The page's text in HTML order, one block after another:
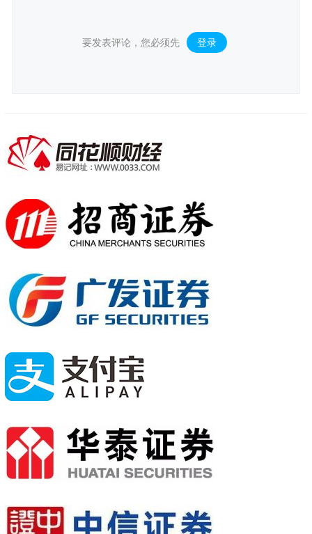
要发表评论，您必须先 登录 。